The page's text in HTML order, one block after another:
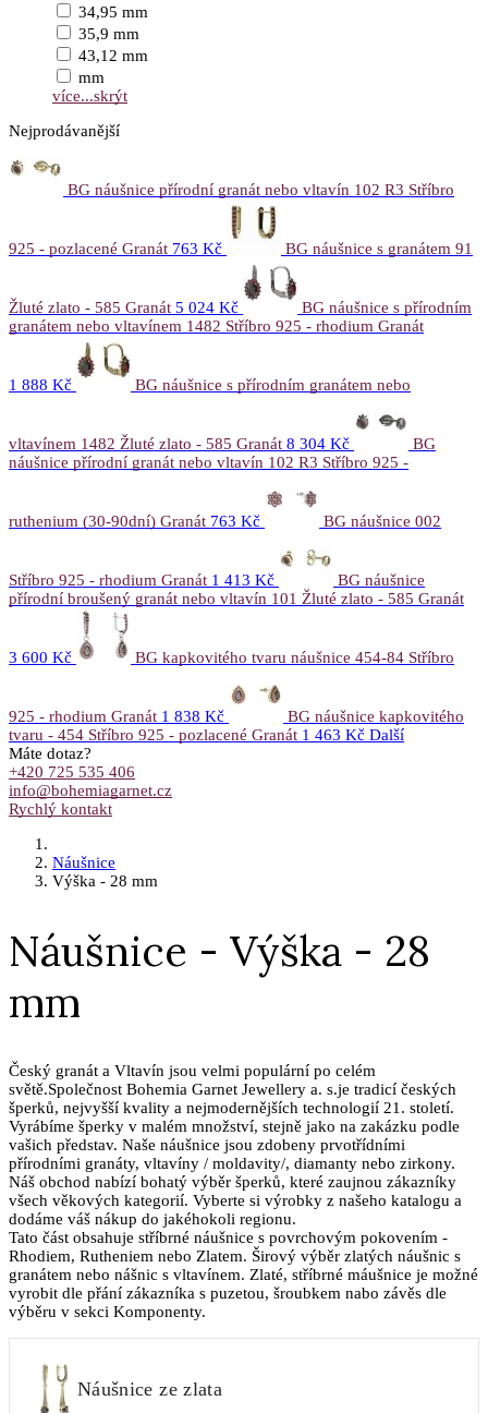
34,95 mm
35,9 mm
43,12 mm
mm
více...skrýt
Nejprodávanější
BG náušnice přírodní granát nebo vltavín 102 R3 Stříbro
925 - pozlacené Granát 763 Kč BG náušnice s granátem 91
Žluté zlato - 585 Granát 5 024 Kč
BG náušnice s přírodním
granátem nebo vltavínem 1482 Stříbro 925 - rhodium Granát
1 888 Kč BG náušnice s přírodním granátem nebo
vltavínem 1482 Žluté zlato - 585 Granát 8 304 Kč
BG
náušnice přírodní granát nebo vltavín 102 R3 Stříbro 925 -
ruthenium (30-90dní) Granát 763 Kč BG náušnice 002
Stříbro 925 - rhodium Granát 1 413 Kč
BG náušnice
přírodní broušený granát nebo vltavín 101 Žluté zlato - 585 Granát
3 600 Kč BG kapkovitého tvaru náušnice 454-84 Stříbro
925 - rhodium Granát 1 838 Kč
BG náušnice kapkovitého
tvaru - 454 Stříbro 925 - pozlacené Granát 1 463 Kč Další
Máte dotaz?
+420 725 535 406
info@bohemiagarnet.cz
Rychlý kontakt
Náušnice
Výška - 28 mm
Náušnice - Výška - 28
mm
Český granát a Vltavín jsou velmi populární po celém
světě.Společnost Bohemia Garnet Jewellery a. s.je tradicí českých
šperků, nejvyšší kvality a nejmodernějších technologií 21. století.
Vyrábíme šperky v malém množství, stejně jako na zakázku podle
vašich představ. Naše náušnice jsou zdobeny prvotřídními
přírodními granáty, vltavíny / moldavity/, diamanty nebo zirkony.
Náš obchod nabízí bohatý výběr šperků, které zaujnou zákazníky
všech věkových kategorií. Vyberte si výrobky z našeho katalogu a
dodáme váš nákup do jakéhokoli regionu.
Tato část obsahuje stříbrné náušnice s povrchovým pokovením -
Rhodiem, Rutheniem nebo Zlatem. Širový výběr zlatých náušnic s
granátem nebo nášnic s vltavínem. Zlaté, stříbrné máušnice je možné
vyrobit dle přání zákazníka s puzetou, šroubkem nabo závěs dle
výběru v sekci Komponenty.
Náušnice ze zlata